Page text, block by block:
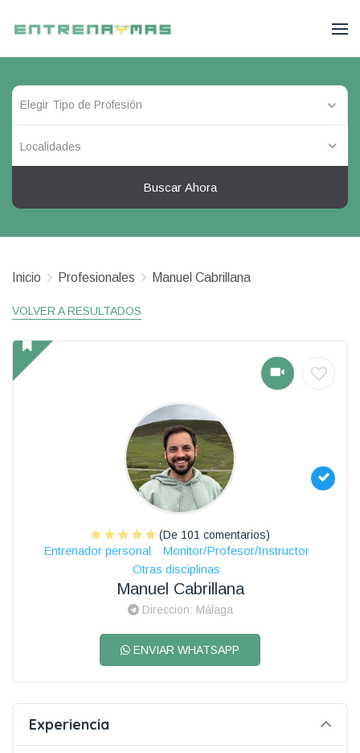
Localidades
Buscar Ahora
Inicio Profesionales Manuel Cabrillana
VOLVER A RESULTADOS
(De 101 comentarios)
Entrenador personal
Monitor/Profesor/Instructor
Otras disciplinas
Manuel Cabrillana
Direccion: Málaga
ENVIAR WHATSAPP
Experiencia